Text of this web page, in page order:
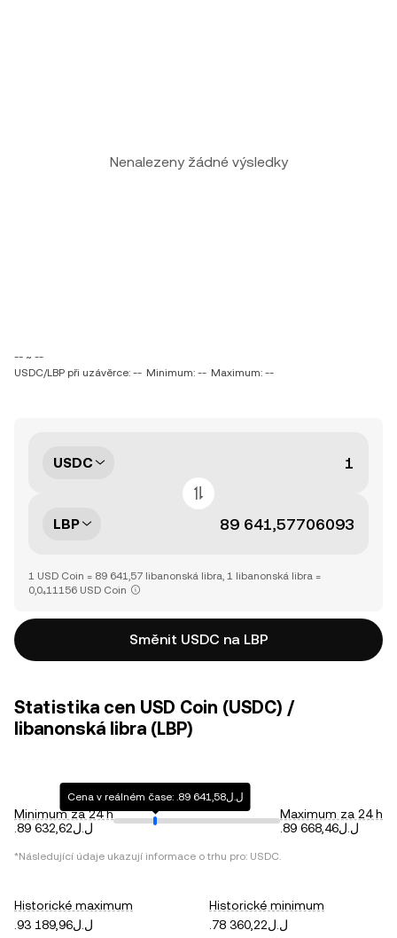
Nenalezeny žádné výsledky
-- ~ --
USDC/LBP při uzávěrce: -- Minimum: -- Maximum: --
USDC
LBP
1 USD Coin = 89 641,57 libanonská libra, 1 libanonská libra =
0,0₄11156 USD Coin
Směnit USDC na LBP
Statistika cen USD Coin (USDC) /
libanonská libra (LBP)
Minimum za 24 h
.ل.ل89 632,62
Cena v reálném čase: .ل.ل89 641,58
Maximum za 24 h
.ل.ل89 668,46
*Následující údaje ukazují informace o trhu pro: USDC.
Historické maximum
.ل.ل93 189,96
Historické minimum
.ل.ل78 360,22